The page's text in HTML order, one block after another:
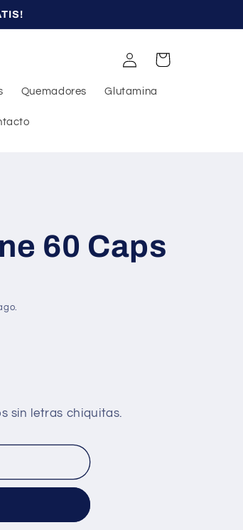
Quemadores Glutamina
Iniciar
sesión
Carrito
60 Caps